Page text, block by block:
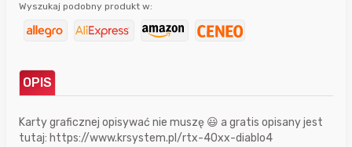
Wyszukaj podobny produkt w:
OPIS
Karty graficznej opisywać nie muszę 😃 a gratis opisany jest
tutaj: https://www.krsystem.pl/rtx-40xx-diablo4